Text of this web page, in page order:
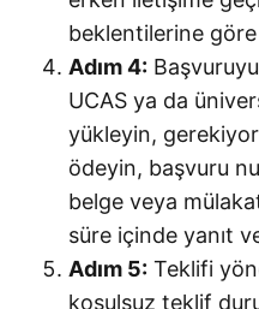
beklentilerine
Adım 4:
UCAS ya da
yükleyin,
ödeyin, başvuru
belge veya
süre içinde yanıt
Adım 5: Teklifi
koşulsuz teklif